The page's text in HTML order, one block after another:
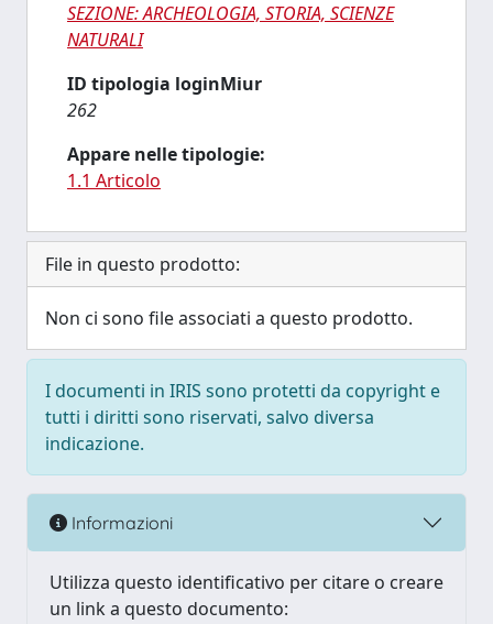
SEZIONE: ARCHEOLOGIA, STORIA, SCIENZE
NATURALI
ID tipologia loginMiur
262
Appare nelle tipologie:
1.1 Articolo
File in questo prodotto:
Non ci sono file associati a questo prodotto.
I documenti in IRIS sono protetti da copyright e
tutti i diritti sono riservati, salvo diversa
indicazione.
Informazioni
Utilizza questo identificativo per citare o creare
un link a questo documento: